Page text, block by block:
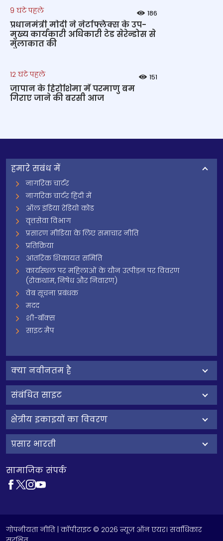
9 घंटे पहले 186
प्रधानमंत्री मोदी ने नेटफ्लिक्स के उप-
मुख्य कार्यकारी अधिकारी टेड सेरेन्डोस से
मुलाकात की
12 घंटे पहले 151
जापान के हिरोशिमा में परमाणु बम
गिराए जाने की बरसी आज
हमारे सबंध में
नागरिक चार्टर
नागरिक चार्टर हिंदी में
ऑल इंडिया रेडियो कोड
वृत्तसेवा विभाग
प्रसारण मीडिया के लिए समाचार नीति
प्रतिक्रिया
आंतरिक शिकायत समिति
कार्यस्थल पर महिलाओं के यौन उत्पीड़न पर विवरण
(रोकथाम, निषेध और निवारण)
वेब सूचना प्रबंधक
मदद
शी-बॉक्स
साइट मैप
क्‍या नवीनतम है
संबंधित साइट
क्षेत्रीय इकाइयों का विवरण
प्रसार भारती
सामाजिक संपर्क
गोपनीयता नीति | कॉपीराइट © 2026 न्यूज़ ऑन एयर। सर्वाधिकार